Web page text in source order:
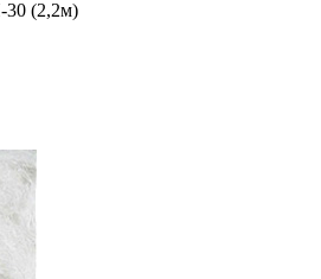
(2,2м)